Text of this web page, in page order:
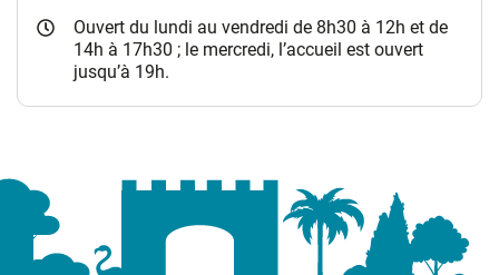
Ouvert du lundi au vendredi de 8h30 à 12h et de
14h à 17h30 ; le mercredi, l’accueil est ouvert
jusqu’à 19h.